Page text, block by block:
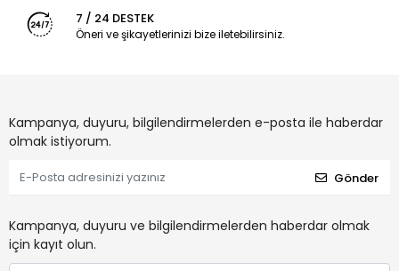
7 / 24 DESTEK
Öneri ve şikayetlerinizi bize iletebilirsiniz.
Kampanya, duyuru, bilgilendirmelerden e-posta ile haberdar
olmak istiyorum.
Gönder
Kampanya, duyuru ve bilgilendirmelerden haberdar olmak
için kayıt olun.